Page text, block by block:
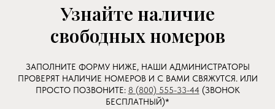
Узнайте наличие
свободных номеров
ЗАПОЛНИТЕ ФОРМУ НИЖЕ, НАШИ АДМИНИСТРАТОРЫ
ПРОВЕРЯТ НАЛИЧИЕ НОМЕРОВ И С ВАМИ СВЯЖУТСЯ. ИЛИ
ПРОСТО ПОЗВОНИТЕ: 8 (800) 555-33-44 (ЗВОНОК
БЕСПЛАТНЫЙ)*